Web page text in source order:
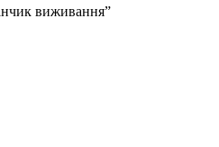
виживання”